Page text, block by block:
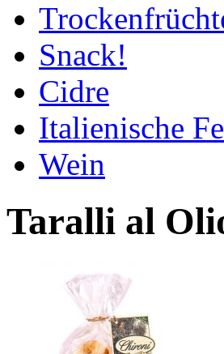
Snack!
Cidre
Italienische
Wein
Taralli al